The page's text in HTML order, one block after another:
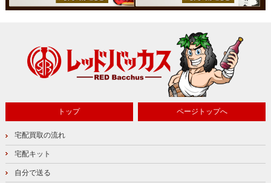
トップ ページトップへ
宅配買取の流れ
宅配キット
自分で送る